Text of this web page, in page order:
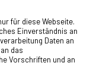
für diese Webseite.
Einverständnis an
Daten an
das
Vorschriften und an